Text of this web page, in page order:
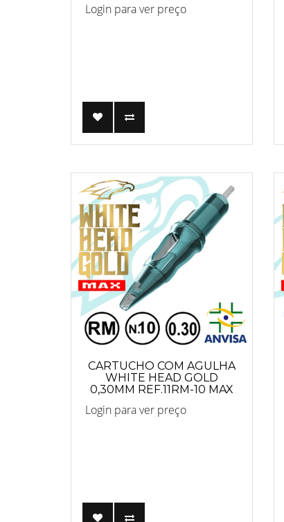
Login para ver preço
CARTUCHO COM AGULHA
WHITE HEAD GOLD
0,30MM REF.11RM-10 MAX
Login para ver preço